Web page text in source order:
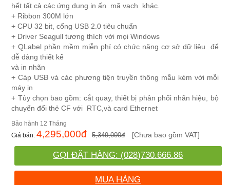
hết tất cả các ứng dụng in ấn mã vạch khác.
+ Ribbon 300M lớn
+ CPU 32 bit, cổng USB 2.0 tiêu chuẩn
+ Driver Seagull tương thích với mọi Windows
+ QLabel phần mềm miễn phí có chức năng cơ sở dữ liệu để
dễ dàng thiết kế
và in nhãn
+ Cáp USB và các phương tiện truyền thông mẫu kèm với mỗi
máy in
+ Tùy chọn bao gồm: cắt quay, thiết bị phân phối nhãn hiệu, bộ
chuyển đổi thẻ CF với RTC,và card Ethernet
12 Tháng
4,295,000đ 5,349,000đ [Chưa bao gồm VAT]
GỌI ĐẶT HÀNG: (028)730.666.86
MUA HÀNG